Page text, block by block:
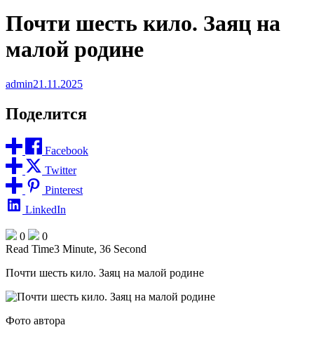
Почти шесть кило. Заяц на
малой родине
admin21.11.2025
Поделится
Facebook
Twitter
Pinterest
LinkedIn
0
0
Read Time3 Minute, 36 Second
Почти шесть кило. Заяц на малой родине
Фото автора